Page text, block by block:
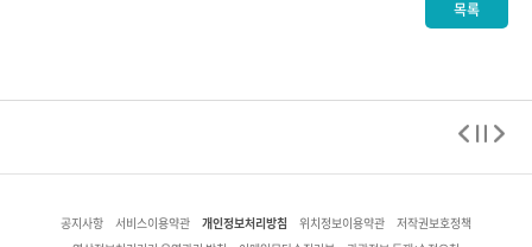
목록
공지사항 서비스이용약관 개인정보처리방침 위치정보이용약관 저작권보호정책